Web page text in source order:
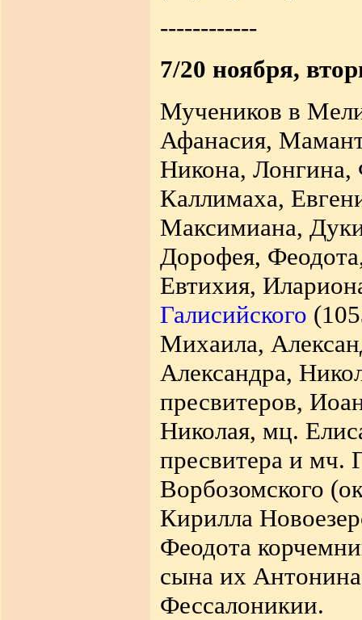
------------
7/20 ноября,
Мучеников в
Афанасия,
Никона, Лонгина,
Каллимаха,
Максимиана,
Дорофея,
Евтихия,
Галисийского
Михаила,
Александра,
пресвитеров,
Николая, мц.
пресвитера и мч.
Ворбозомского
Кирилла
Феодота
сына их
Фессалоникии.